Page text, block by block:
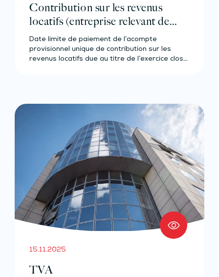
Contribution sur les revenus
locatifs (entreprise relevant de
l’IR)
Date limite de paiement de l’acompte
provisionnel unique de contribution sur les
revenus locatifs due au titre de l’exercice clos…
15.11.2025
TVA